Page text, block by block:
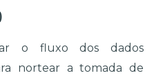
o fluxo dos dados
nortear a tomada de